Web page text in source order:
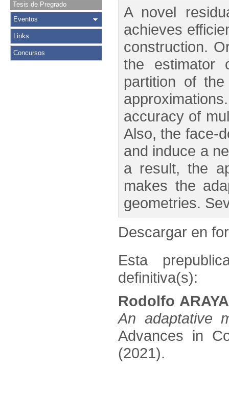
Tesis de Pregrado
Eventos
Links
Concursos
A novel
achieves
construction.
the estimator
partition of
accuracy of
Also, the face-
and induce a
a result, the
makes the
geometries.
Descargar en
Esta
definitiva(s):
Rodolfo
An adaptative
Advances in
(2021).